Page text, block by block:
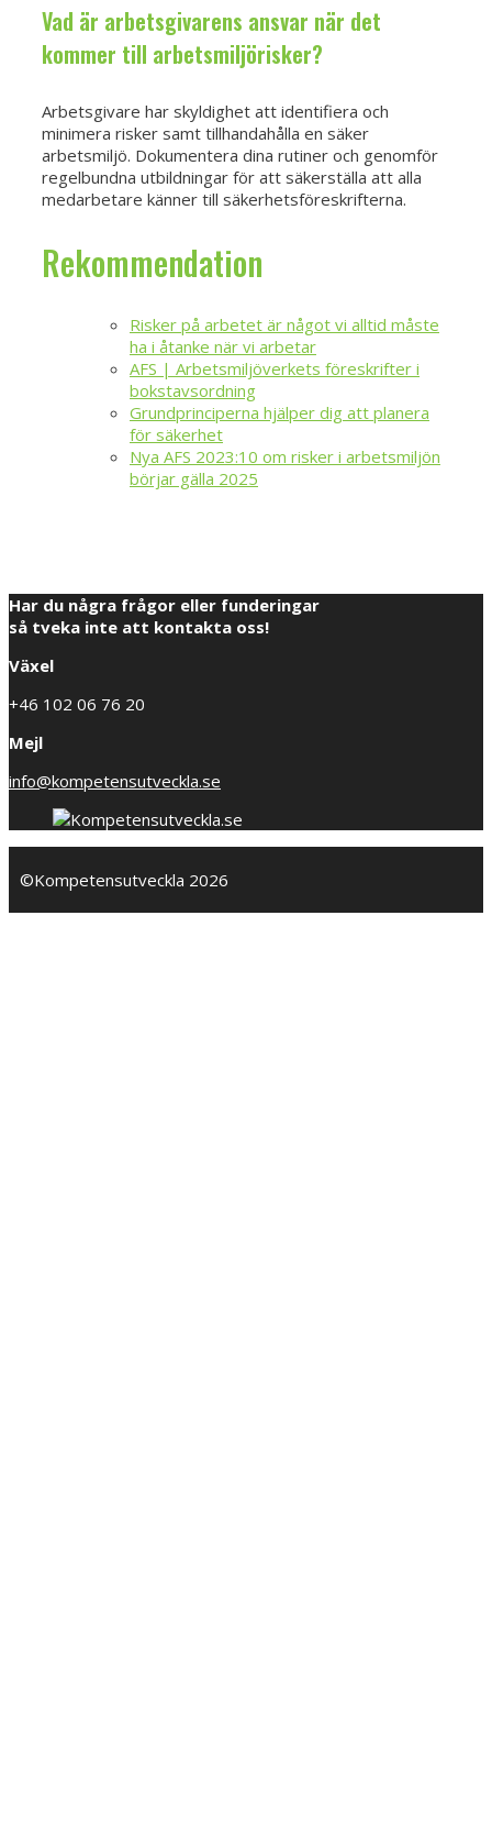
Vad är arbetsgivarens ansvar när det
kommer till arbetsmiljörisker?
Arbetsgivare har skyldighet att identifiera och
minimera risker samt tillhandahålla en säker
arbetsmiljö. Dokumentera dina rutiner och genomför
regelbundna utbildningar för att säkerställa att alla
medarbetare känner till säkerhetsföreskrifterna.
Rekommendation
Risker på arbetet är något vi alltid måste
ha i åtanke när vi arbetar
AFS | Arbetsmiljöverkets föreskrifter i
bokstavsordning
Grundprinciperna hjälper dig att planera
för säkerhet
Nya AFS 2023:10 om risker i arbetsmiljön
börjar gälla 2025
Har du några frågor eller funderingar
så tveka inte att kontakta oss!
Växel
+46 102 06 76 20
Mejl
info@kompetensutveckla.se
©Kompetensutveckla 2026